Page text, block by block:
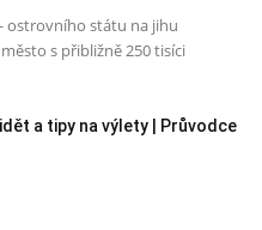
ostrovního státu na jihu
s přibližně 250 tisíci
a tipy na výlety | Průvodce